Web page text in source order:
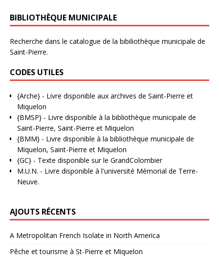
BIBLIOTHÈQUE MUNICIPALE
Recherche dans le catalogue de la bibiliothèque municipale de
Saint-Pierre.
CODES UTILES
{Arche} - Livre disponible aux archives de Saint-Pierre et
Miquelon
{BMSP} - Livre disponible à la bibliothèque municipale de
Saint-Pierre, Saint-Pierre et Miquelon
{BMM} - Livre disponible à la bibliothèque municipale de
Miquelon, Saint-Pierre et Miquelon
{GC} - Texte disponible sur le GrandColombier
M.U.N. - Livre disponible à l'université Mémorial de Terre-
Neuve.
AJOUTS RÉCENTS
A Metropolitan French Isolate in North America
Pêche et tourisme à St-Pierre et Miquelon